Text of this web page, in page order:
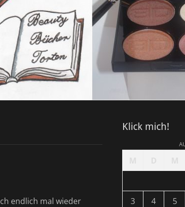
endlich mal wieder
Klick mich!
3
4 5